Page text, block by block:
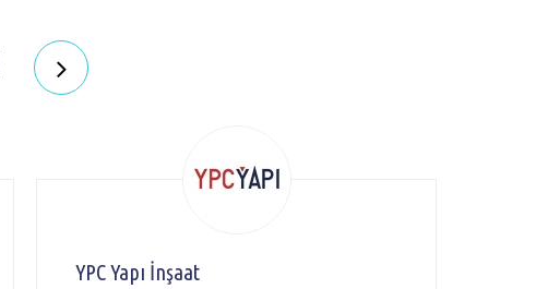
YPC Yapı İnşaat